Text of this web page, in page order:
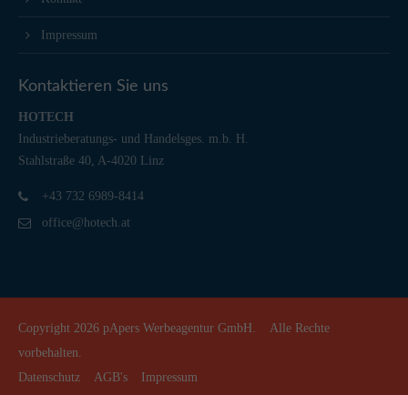
Impressum
Kontaktieren Sie uns
HOTECH
Industrieberatungs- und Handelsges. m.b. H.
Stahlstraße 40, A-4020 Linz
+43 732 6989-8414
office@hotech.at
Copyright 2026 pApers Werbeagentur GmbH.
Alle Rechte
vorbehalten.
Datenschutz
AGB's Impressum